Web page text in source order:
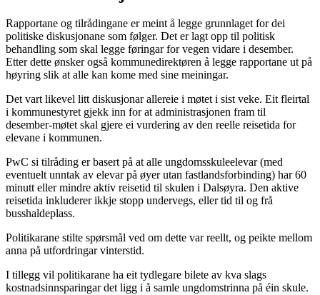
Rapportane og tilrådingane er meint å legge grunnlaget for dei
politiske diskusjonane som følger. Det er lagt opp til politisk
behandling som skal legge føringar for vegen vidare i desember.
Etter dette ønsker også kommunedirektøren å legge rapportane ut på
høyring slik at alle kan kome med sine meiningar.
Det vart likevel litt diskusjonar allereie i møtet i sist veke. Eit fleirtal
i kommunestyret gjekk inn for at administrasjonen fram til
desember-møtet skal gjere ei vurdering av den reelle reisetida for
elevane i kommunen.
PwC si tilråding er basert på at alle ungdomsskuleelevar (med
eventuelt unntak av elevar på øyer utan fastlandsforbinding) har 60
minutt eller mindre aktiv reisetid til skulen i Dalsøyra. Den aktive
reisetida inkluderer ikkje stopp undervegs, eller tid til og frå
busshaldeplass.
Politikarane stilte spørsmål ved om dette var reellt, og peikte mellom
anna på utfordringar vinterstid.
I tillegg vil politikarane ha eit tydlegare bilete av kva slags
kostnadsinnsparingar det ligg i å samle ungdomstrinna på éin skule.